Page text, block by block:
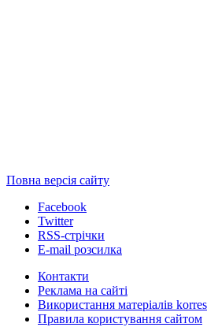
Повна версія сайту
Facebook
Twitter
RSS-стрічки
E-mail розсилка
Контакти
Реклама на сайті
Використання матеріалів
Правила користування сайтом